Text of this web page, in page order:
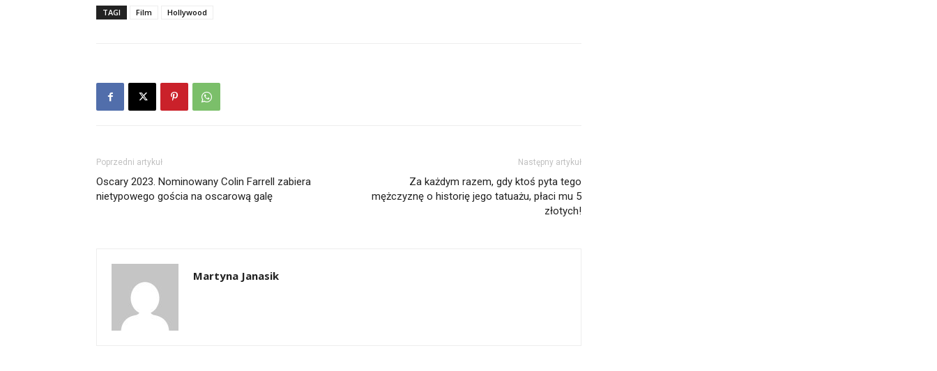
TAGI Film Hollywood
Poprzedni artykuł
Oscary 2023. Nominowany Colin Farrell zabiera
nietypowego gościa na oscarową galę
Następny artykuł
Za każdym razem, gdy ktoś pyta tego
mężczyznę o historię jego tatuażu, płaci mu 5
złotych!
Martyna Janasik